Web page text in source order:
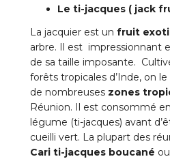
Le ti-jacques ( jack
La jacquier est un fruit
arbre. Il est impressionnant
de sa taille imposante.
forêts tropicales d’Inde, on
de nombreuses zones
Réunion. Il est consommé
légume (ti-jacques) avant
cueilli vert. La plupart des
Cari ti-jacques boucané